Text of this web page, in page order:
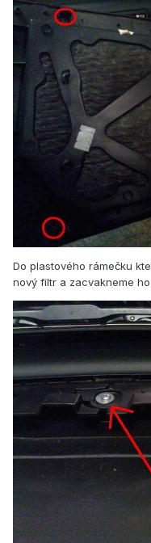
Do plastového rámečku
nový filtr a zacvakneme